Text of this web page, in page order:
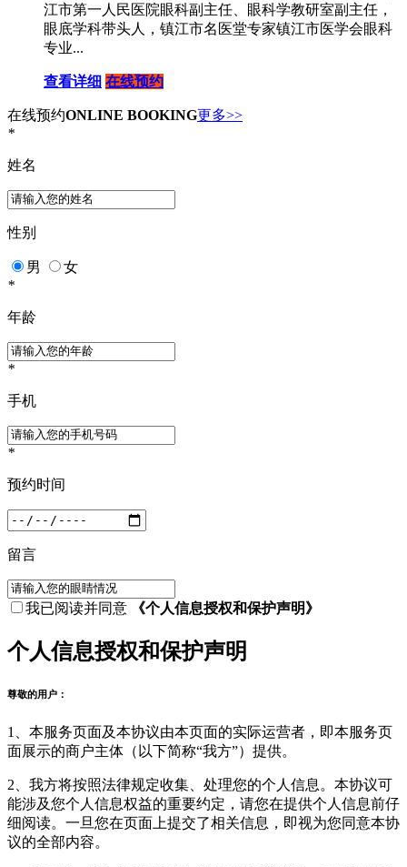
江市第一人民医院眼科副主任、眼科学教研室副主任，
眼底学科带头人，镇江市名医堂专家镇江市医学会眼科
专业...
查看详细 在线预约
在线预约ONLINE BOOKING更多>>
*
姓名
性别
男
女
*
年龄
*
手机
*
预约时间
留言
我已阅读并同意 《个人信息授权和保护声明》
个人信息授权和保护声明
尊敬的用户：
1、本服务页面及本协议由本页面的实际运营者，即本服务页
面展示的商户主体（以下简称“我方”）提供。
2、我方将按照法律规定收集、处理您的个人信息。本协议可
能涉及您个人信息权益的重要约定，请您在提供个人信息前仔
细阅读。一旦您在页面上提交了相关信息，即视为您同意本协
议的全部内容。